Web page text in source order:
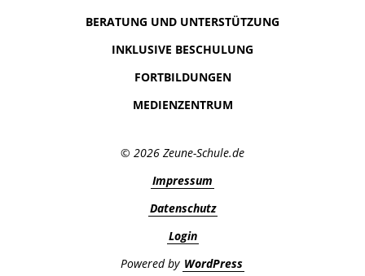
BERATUNG UND UNTERSTÜTZUNG
INKLUSIVE BESCHULUNG
FORTBILDUNGEN
MEDIENZENTRUM
© 2026 Zeune-Schule.de
Impressum
Datenschutz
Login
Powered by WordPress